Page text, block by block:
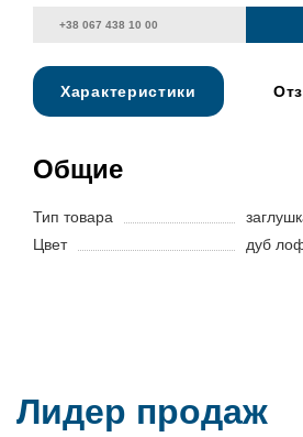
Характеристики
Общие
Тип товара
Цвет
дуб
Лидер продаж